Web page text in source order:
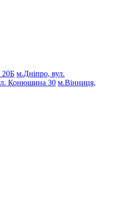
20Б м.Дніпро, вул.
Конюшина 30 м.Вінниця,